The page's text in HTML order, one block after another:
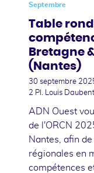
Septembre
Table
Bretagne
(Nantes)
30 septembre
2 Pl. Louis
ADN Ouest
de l'ORCN
Nantes, afin
régionales en
compétences